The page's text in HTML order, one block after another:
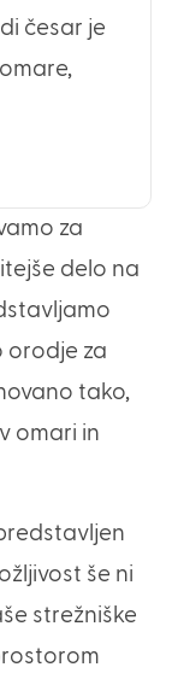
česar je
za
delo na
orodje za
tako,
omari in
še ni
strežniške